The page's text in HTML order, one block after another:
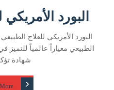
البورد
البورد الأمريكي للعلاج
الطبيعي معياراً عالمياً
شهادة